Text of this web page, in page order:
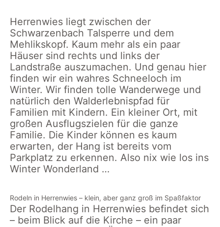
Herrenwies liegt zwischen der
Schwarzenbach Talsperre und dem
Mehlikskopf. Kaum mehr als ein paar
Häuser sind rechts und links der
Landstraße auszumachen. Und genau hier
finden wir ein wahres Schneeloch im
Winter. Wir finden tolle Wanderwege und
natürlich den Walderlebnispfad für
Familien mit Kindern. Ein kleiner Ort, mit
großen Ausflugszielen für die ganze
Familie. Die Kinder können es kaum
erwarten, der Hang ist bereits vom
Parkplatz zu erkennen. Also nix wie los ins
Winter Wonderland …
Rodeln in Herrenwies – klein, aber ganz groß im Spaßfaktor
Der Rodelhang in Herrenwies befindet sich
– beim Blick auf die Kirche – ein paar